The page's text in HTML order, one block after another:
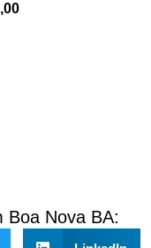
Boa Nova BA: